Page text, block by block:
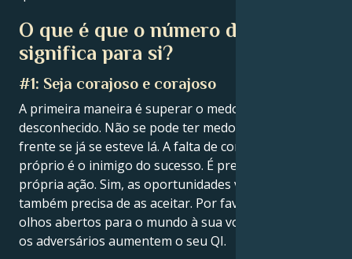
O que é que o número de anjo 1717
significa para si?
#1: Seja corajoso e corajoso
A primeira maneira é superar o medo de sentir o
desconhecido. Não se pode ter medo do que está à
frente se já se esteve lá. A falta de confiança em si
próprio é o inimigo do sucesso. É preciso criar a sua
própria ação. Sim, as oportunidades virão até si, mas
também precisa de as aceitar. Por favor, olhe com
olhos abertos para o mundo à sua volta. Deixe que
os adversários aumentem o seu QI.